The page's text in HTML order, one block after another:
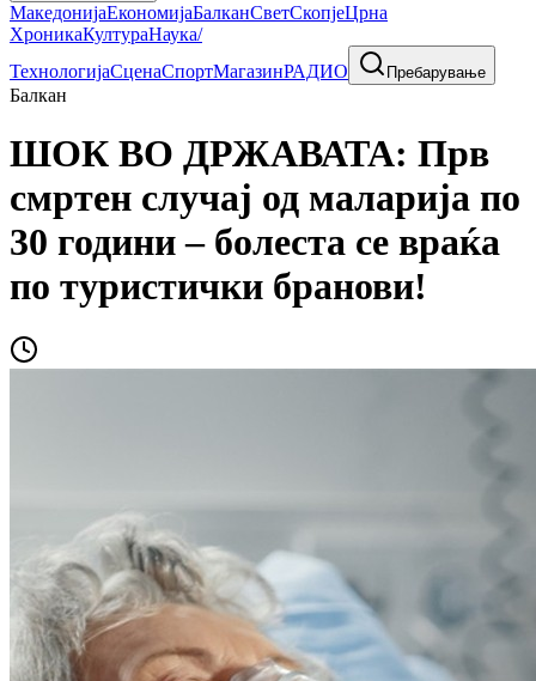
МакедонијаЕкономијаБалканСветСкопјеЦрна
ХроникаКултураНаука/
ТехнологијаСценаСпортМагазинРАДИО Пребарување
Балкан
ШОК ВО ДРЖАВАТА: Прв
смртен случај од маларија по
30 години – болеста се враќа
по туристички бранови!